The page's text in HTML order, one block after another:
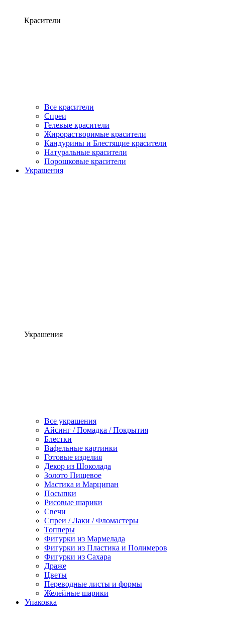
Красители
Все красители
Спреи
Гелевые красители
Жирорастворимые красители
Кандурины и Блестящие красители
Натуральные красители
Порошковые красители
Украшения
Украшения
Все украшения
Айсинг / Помадка / Покрытия
Блестки
Вафельные картинки
Готовые изделия
Декор из Шоколада
Золото Пищевое
Мастика и Марципан
Посыпки
Рисовые шарики
Свечи
Спреи / Лаки / Фломастеры
Топперы
Фигурки из Мармелада
Фигурки из Пластика и Полимеров
Фигурки из Сахара
Драже
Цветы
Переводные листы и формы
Желейные шарики
Упаковка